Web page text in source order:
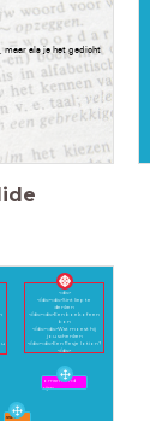
maar als je het gedicht
C.
<div>
</div><div>Sint liep te
denken
</div><div>Een boek of een
bon
</div><div>Wat moest hij
jou schenken
</div><div>Een flesje lotion?
</div>
omarmend
rijm
aabb